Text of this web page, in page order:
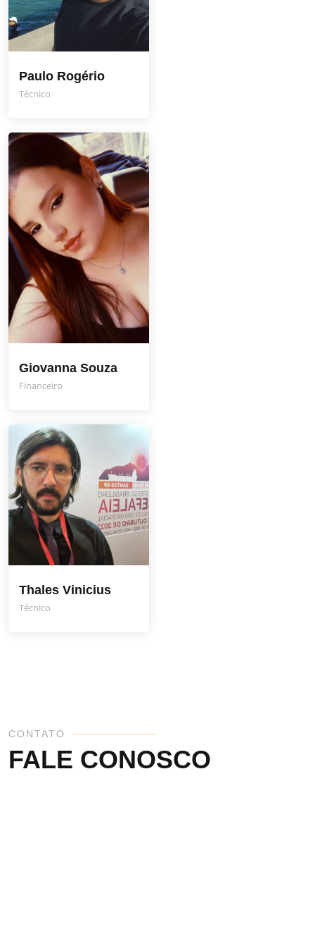
Paulo Rogério
Técnico
Giovanna Souza
Financeiro
Thales Vinicius
Técnico
CONTATO
FALE CONOSCO